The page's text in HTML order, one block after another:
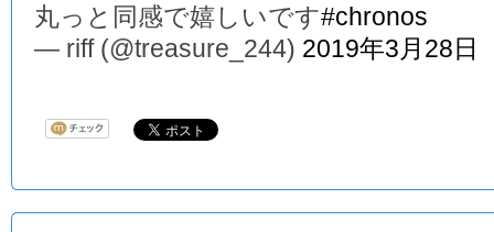
丸っと同感で嬉しいです#chronos
— riff (@treasure_244) 2019年3月28日